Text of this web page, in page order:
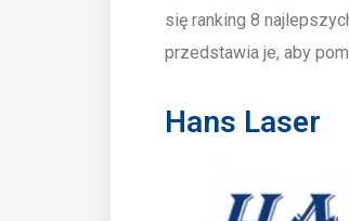
się ranking 8
przedstawia je, aby
Hans Laser